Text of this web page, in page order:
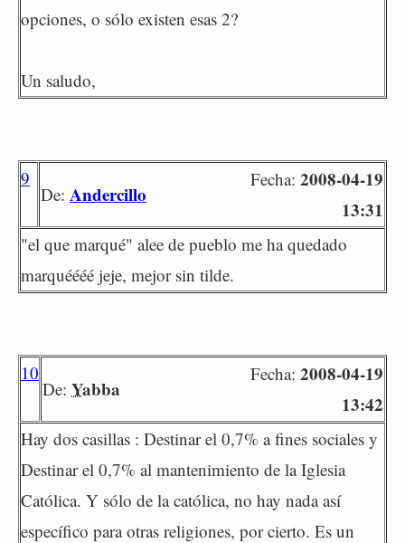
opciones, o sólo existen esas 2?
Un saludo,
9
De: Andercillo
Fecha: 2008-04-19
13:31
"el que marqué" alee de pueblo me ha quedado
marquéééé jeje, mejor sin tilde.
10
De: Yabba
Fecha: 2008-04-19
13:42
Hay dos casillas : Destinar el 0,7% a fines sociales y
Destinar el 0,7% al mantenimiento de la Iglesia
Católica. Y sólo de la católica, no hay nada así
específico para otras religiones, por cierto. Es un